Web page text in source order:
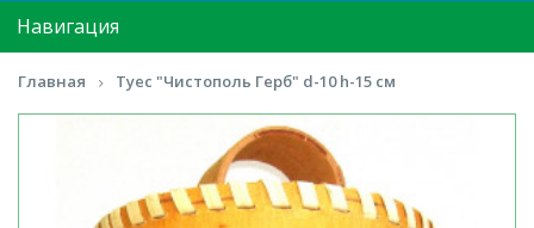
Навигация
Главная Туес "Чистополь Герб" d-10 h-15 см